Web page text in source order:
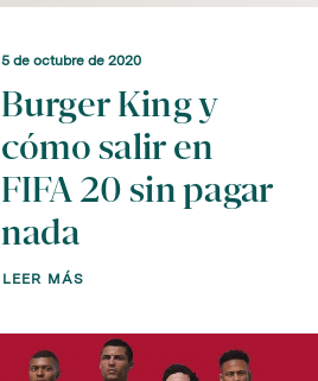
5 de octubre de 2020
Burger King y
cómo salir en
FIFA 20 sin pagar
nada
LEER MÁS